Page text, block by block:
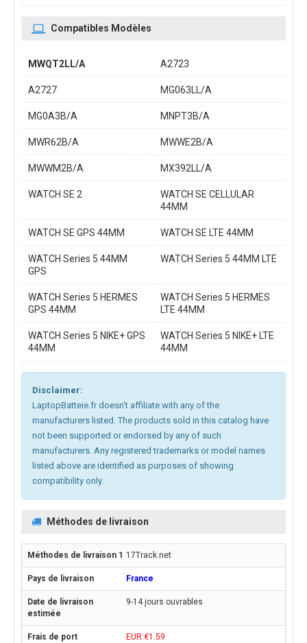
Compatibles Modèles
MWQT2LL/A A2723
A2727 MG063LL/A
MG0A3B/A MNPT3B/A
MWR62B/A MWWE2B/A
MWWM2B/A MX392LL/A
WATCH SE 2
WATCH SE CELLULAR
44MM
WATCH SE GPS 44MM WATCH SE LTE 44MM
WATCH Series 5 44MM
GPS
WATCH Series 5 44MM LTE
WATCH Series 5 HERMES
GPS 44MM
WATCH Series 5 HERMES
LTE 44MM
WATCH Series 5 NIKE+ GPS
44MM
WATCH Series 5 NIKE+ LTE
44MM
Disclaimer:
LaptopBatteie.fr doesn't affiliate with any of the
manufacturers listed. The products sold in this catalog have
not been supported or endorsed by any of such
manufacturers. Any registered trademarks or model names
listed above are identified as purposes of showing
compatibility only.
Méthodes de livraison
17Track.net
France
9-14 jours ouvrables
EUR €1.59